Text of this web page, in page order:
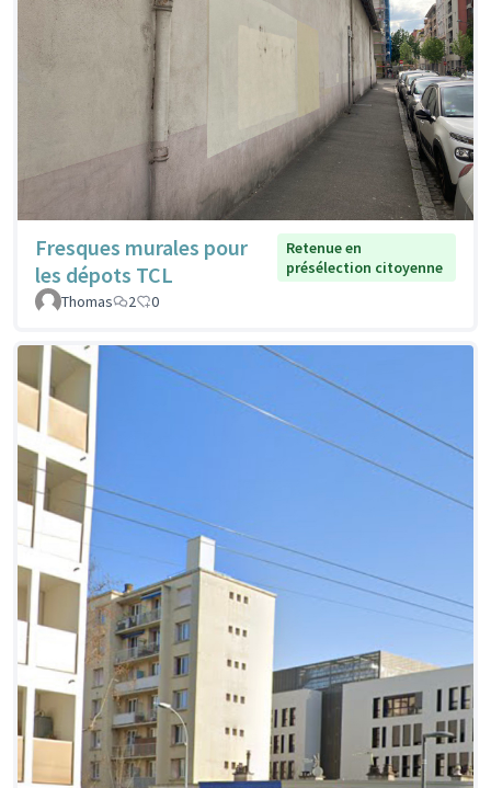
Fresques murales pour
les dépots TCL
Retenue en
présélection citoyenne
Thomas
2 0